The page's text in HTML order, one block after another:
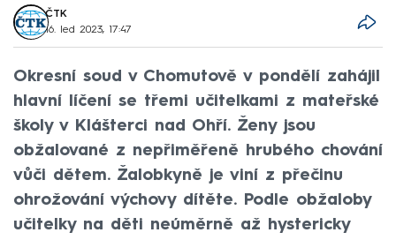
ČTK
16. led 2023, 17:47
Okresní soud v Chomutově v pondělí zahájil
hlavní líčení se třemi učitelkami z mateřské
školy v Klášterci nad Ohří. Ženy jsou
obžalované z nepřiměřeně hrubého chování
vůči dětem. Žalobkyně je viní z přečinu
ohrožování výchovy dítěte. Podle obžaloby
učitelky na děti neúměrně až hystericky